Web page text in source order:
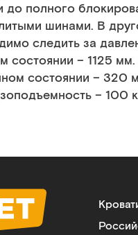
до полного
шинами. В
следить за
состоянии – 1125
состоянии – 320
– 100